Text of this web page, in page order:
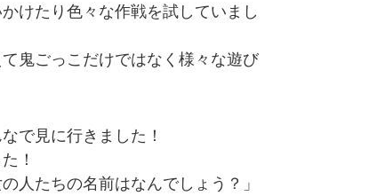
けたり色々な作戦を試していまし
鬼ごっこだけではなく様々な遊び
で見に行きました！
！
人たちの名前はなんでしょう？」